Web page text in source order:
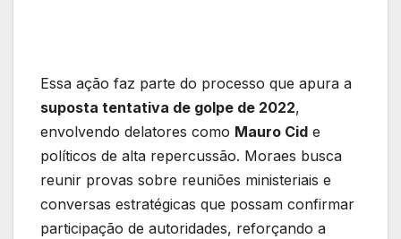
Essa ação faz parte do processo que apura a
suposta tentativa de golpe de 2022,
envolvendo delatores como Mauro Cid e
políticos de alta repercussão. Moraes busca
reunir provas sobre reuniões ministeriais e
conversas estratégicas que possam confirmar
participação de autoridades, reforçando a